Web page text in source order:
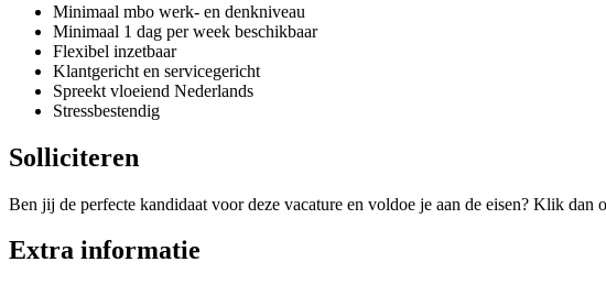
Minimaal mbo werk- en denkniveau
Minimaal 1 dag per week beschikbaar
Flexibel inzetbaar
Klantgericht en servicegericht
Spreekt vloeiend Nederlands
Stressbestendig
Solliciteren
Ben jij de perfecte kandidaat voor deze vacature en voldoe je aan de eisen? Klik
Extra informatie